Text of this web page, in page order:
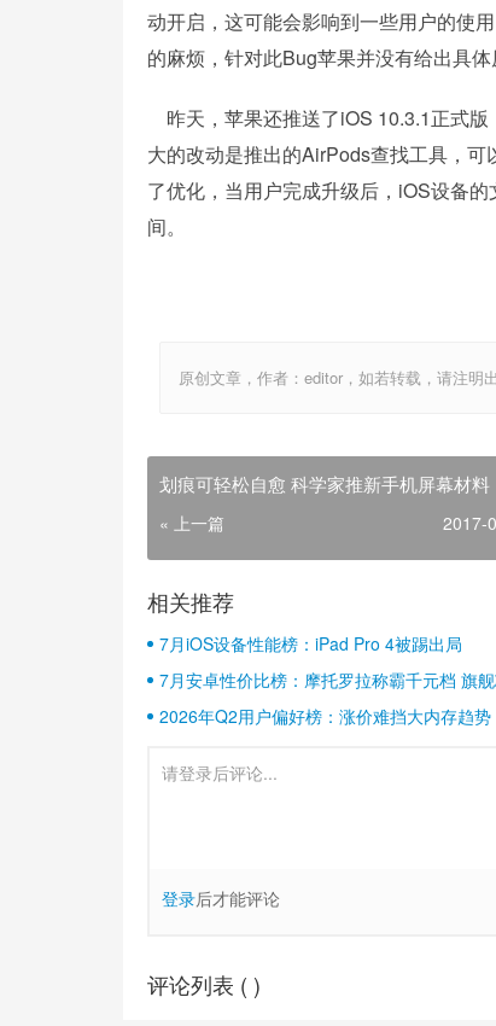
动开启，这可能会影响到一些用户的使
的麻烦，针对此Bug苹果并没有给出具体
昨天，苹果还推送了iOS 10.3.1正式
大的改动是推出的AirPods查找工具，
了优化，当用户完成升级后，iOS设备
间。
原创文章，作者：editor，如若转载，请注明
划痕可轻松自愈 科学家推新手机屏幕材料
« 上一篇 2017-
相关推荐
7月iOS设备性能榜：iPad Pro 4被踢出局
7月安卓性价比榜：摩托罗拉称霸千元档 旗
2026年Q2用户偏好榜：涨价难挡大内存趋势
登录后才能评论
评论列表 ( )